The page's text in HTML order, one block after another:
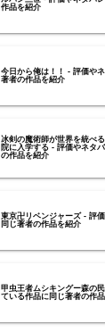
作品を紹介
今日から俺は！！ - 評価や
著者の作品を紹介
冰剣の魔術師が世界を統べ
院に入学する - 評価やネタ
の作品を紹介
東京卍リベンジャーズ - 評
同じ著者の作品を紹介
甲虫王者ムシキングー森の
ている作品に同じ著者の作